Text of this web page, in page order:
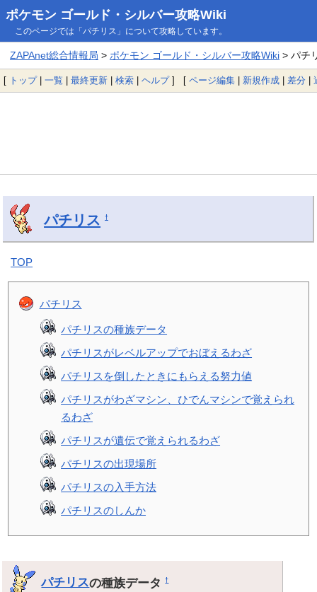
ポケモン ゴールド・シルバー攻略Wiki
このページでは「パチリス」について攻略しています。
ZAPAnet総合情報局 > ポケモン ゴールド・シルバー攻略Wiki> パチ
[ トップ| 一覧 | 最終更新 | 検索 | ヘルプ] [ ページ編集 | 新規作成 | 差分 |
パチリス †
TOP
パチリス
パチリスの種族データ
パチリスがレベルアップでおぼえるわざ
パチリスを倒したときにもらえる努力値
パチリスがわざマシン、ひでんマシンで覚えられ
るわざ
パチリスが遺伝で覚えられるわざ
パチリスの出現場所
パチリスの入手方法
パチリスのしんか
パチリスの種族データ†